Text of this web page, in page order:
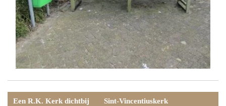
Een R.K. Kerk dichtbij Sint-Vincentiuskerk